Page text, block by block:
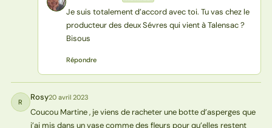
Je suis totalement d’accord avec toi. Tu vas chez le
producteur des deux Sévres qui vient à Talensac ?
Bisous
Répondre
R Rosy20 avril 2023
Coucou Martine , je viens de racheter une botte d’asperges que
j’ai mis dans un vase comme des fleurs pour qu’elles restent